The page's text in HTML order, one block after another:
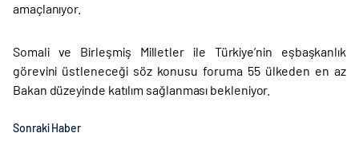
amaçlanıyor.
Somali ve Birleşmiş Milletler ile Türkiye’nin eşbaşkanlık
görevini üstleneceği söz konusu foruma 55 ülkeden en az
Bakan düzeyinde katılım sağlanması bekleniyor.
Sonraki Haber